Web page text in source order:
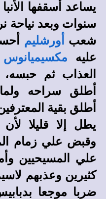
يساعد أسقفها
سنوات وبعد
شعب
أورشليم
عليه مكسيميانوس
العذاب ثم
أطلق سراحه
أطلق بقية
يطل إلا قليلا لأن
وقبض علي زمام
علي المسيحيين
كثيرين وعذبهم
ضربا موجعا